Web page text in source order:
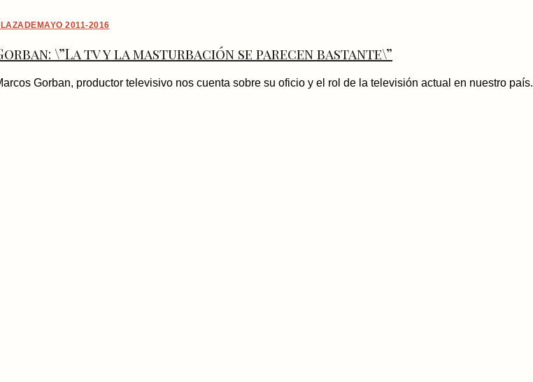
2011-2016
\”La tv y la masturbación se parecen bastante\”
Gorban, productor televisivo nos cuenta sobre su oficio y el rol de la televisión actual en nuestro país.